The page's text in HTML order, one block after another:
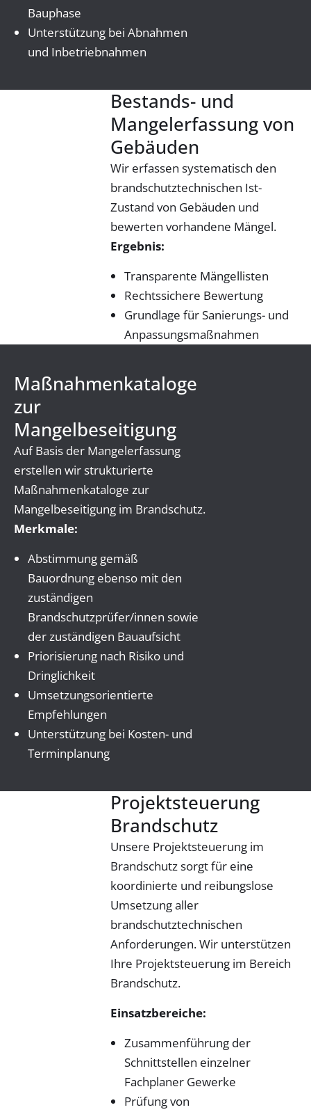
Bauphase
Unterstützung bei Abnahmen
und Inbetriebnahmen
Bestands- und
Mangelerfassung von
Gebäuden
Wir erfassen systematisch den
brandschutztechnischen Ist-
Zustand von Gebäuden und
bewerten vorhandene Mängel.
Ergebnis:
Transparente Mängellisten
Rechtssichere Bewertung
Grundlage für Sanierungs- und
Anpassungsmaßnahmen
Maßnahmenkataloge
zur
Mangelbeseitigung
Auf Basis der Mangelerfassung
erstellen wir strukturierte
Maßnahmenkataloge zur
Mangelbeseitigung im Brandschutz.
Merkmale:
Abstimmung gemäß
Bauordnung ebenso mit den
zuständigen
Brandschutzprüfer/innen sowie
der zuständigen Bauaufsicht
Priorisierung nach Risiko und
Dringlichkeit
Umsetzungsorientierte
Empfehlungen
Unterstützung bei Kosten- und
Terminplanung
Projektsteuerung
Brandschutz
Unsere Projektsteuerung im
Brandschutz sorgt für eine
koordinierte und reibungslose
Umsetzung aller
brandschutztechnischen
Anforderungen. Wir unterstützen
Ihre Projektsteuerung im Bereich
Brandschutz.
Einsatzbereiche:
Zusammenführung der
Schnittstellen einzelner
Fachplaner Gewerke
Prüfung von